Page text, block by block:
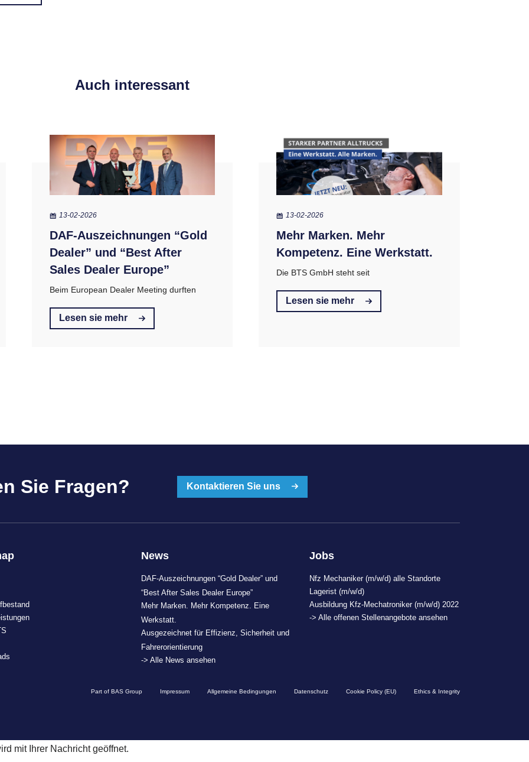
Auch interessant
13-02-2026
DAF-Auszeichnungen “Gold
Dealer” und “Best After
Sales Dealer Europe”
Beim European Dealer Meeting durften
Lesen sie mehr
13-02-2026
Mehr Marken. Mehr
Kompetenz. Eine Werkstatt.
Die BTS GmbH steht seit
Lesen sie mehr
Sie Fragen? Kontaktieren Sie uns
News
DAF-Auszeichnungen “Gold Dealer” und
“Best After Sales Dealer Europe”
Mehr Marken. Mehr Kompetenz. Eine
Werkstatt.
Ausgezeichnet für Effizienz, Sicherheit und
Fahrerorientierung
-> Alle News ansehen
Jobs
Nfz Mechaniker (m/w/d) alle Standorte
Lagerist (m/w/d)
Ausbildung Kfz-Mechatroniker (m/w/d) 2022
-> Alle offenen Stellenangebote ansehen
Part of BAS Group Impressum Allgemeine Bedingungen Datenschutz Cookie Policy (EU) Ethics & Integrity
mit Ihrer Nachricht geöffnet.